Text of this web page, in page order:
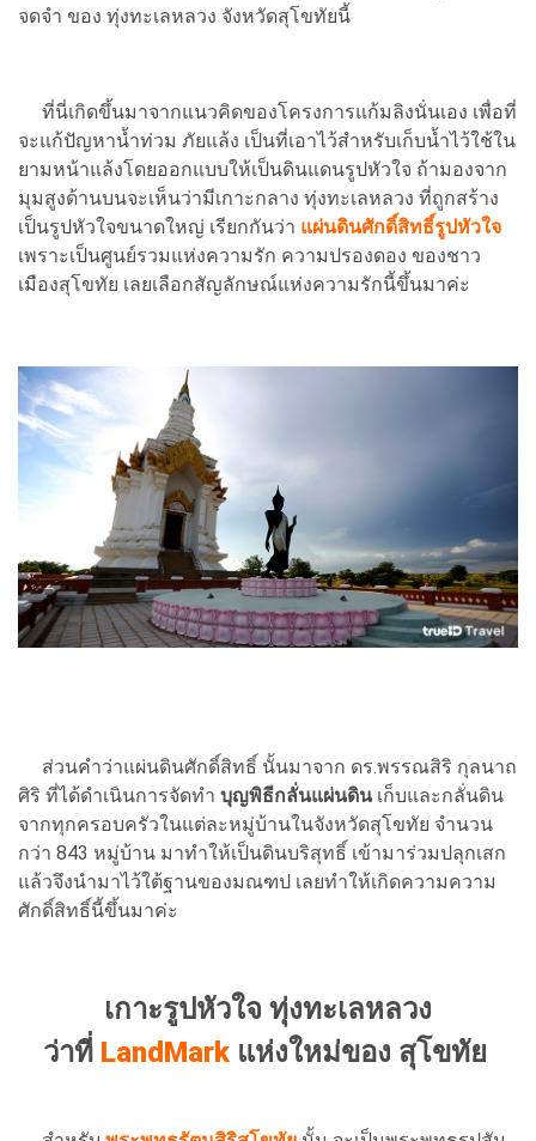
จดจำ ของ ทุ่งทะเลหลวง จังหวัดสุโขทัยนี้
ที่นี่เกิดขึ้นมาจากแนวคิดของโครงการแก้มลิงนั่นเอง เพื่อที่
จะแก้ปัญหาน้ำท่วม ภัยแล้ง เป็นที่เอาไว้สำหรับเก็บน้ำไว้ใช้ใน
ยามหน้าแล้งโดยออกแบบให้เป็นดินแดนรูปหัวใจ ถ้ามองจาก
มุมสูงด้านบนจะเห็นว่ามีเกาะกลาง ทุ่งทะเลหลวง ที่ถูกสร้าง
เป็นรูปหัวใจขนาดใหญ่ เรียกกันว่า แผ่นดินศักดิ์สิทธิ์รูปหัวใจ
เพราะเป็นศูนย์รวมแห่งความรัก ความปรองดอง ของชาว
เมืองสุโขทัย เลยเลือกสัญลักษณ์แห่งความรักนี้ขึ้นมาค่ะ
ส่วนคำว่าแผ่นดินศักดิ์สิทธิ์ นั้นมาจาก ดร.พรรณสิริ กุลนาถ
ศิริ ที่ได้ดำเนินการจัดทำ บุญพิธีกลั่นแผ่นดินเก็บและกลั่นดิน
จากทุกครอบครัวในแต่ละหมู่บ้านในจังหวัดสุโขทัย จำนวน
กว่า 843 หมู่บ้าน มาทำให้เป็นดินบริสุทธิ์ เข้ามาร่วมปลุกเสก
แล้วจึงนำมาไว้ใต้ฐานของมณฑป เลยทำให้เกิดความความ
ศักดิ์สิทธิ์นี้ขึ้นมาค่ะ
เกาะรูปหัวใจ ทุ่งทะเลหลวง
ว่าที่ LandMarkแห่งใหม่ของ สุโขทัย